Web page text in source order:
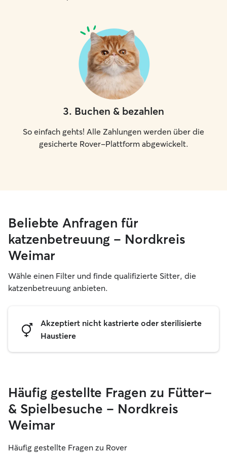
3. Buchen & bezahlen
So einfach gehts! Alle Zahlungen werden über die
gesicherte Rover-Plattform abgewickelt.
Beliebte Anfragen für
katzenbetreuung – Nordkreis
Weimar
Wähle einen Filter und finde qualifizierte Sitter, die
katzenbetreuung anbieten.
Akzeptiert nicht kastrierte oder sterilisierte
Haustiere
Häufig gestellte Fragen zu Fütter-
& Spielbesuche – Nordkreis
Weimar
Häufig gestellte Fragen zu Rover